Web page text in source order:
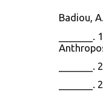
Badiou,